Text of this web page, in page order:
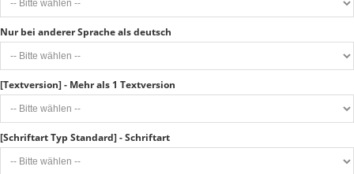
Nur bei anderer Sprache als deutsch
[Textversion] - Mehr als 1 Textversion
[Schriftart Typ Standard] - Schriftart